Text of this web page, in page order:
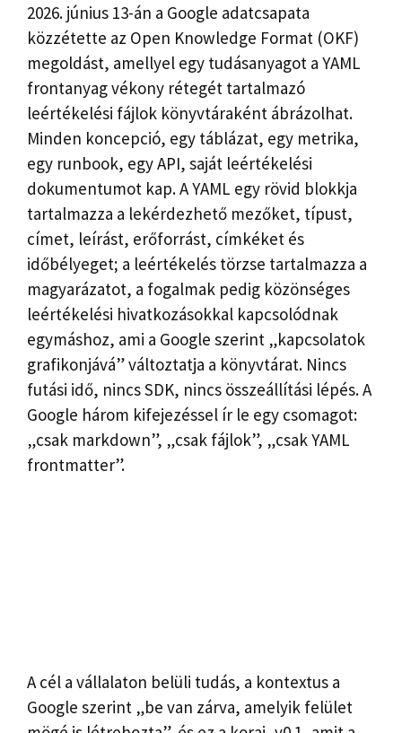
2026. június 13-án a Google adatcsapata
közzétette az Open Knowledge Format (OKF)
megoldást, amellyel egy tudásanyagot a YAML
frontanyag vékony rétegét tartalmazó
leértékelési fájlok könyvtáraként ábrázolhat.
Minden koncepció, egy táblázat, egy metrika,
egy runbook, egy API, saját leértékelési
dokumentumot kap. A YAML egy rövid blokkja
tartalmazza a lekérdezhető mezőket, típust,
címet, leírást, erőforrást, címkéket és
időbélyeget; a leértékelés törzse tartalmazza a
magyarázatot, a fogalmak pedig közönséges
leértékelési hivatkozásokkal kapcsolódnak
egymáshoz, ami a Google szerint „kapcsolatok
grafikonjává” változtatja a könyvtárat. Nincs
futási idő, nincs SDK, nincs összeállítási lépés. A
Google három kifejezéssel ír le egy csomagot:
„csak markdown”, „csak fájlok”, „csak YAML
frontmatter”.
A cél a vállalaton belüli tudás, a kontextus a
Google szerint „be van zárva, amelyik felület